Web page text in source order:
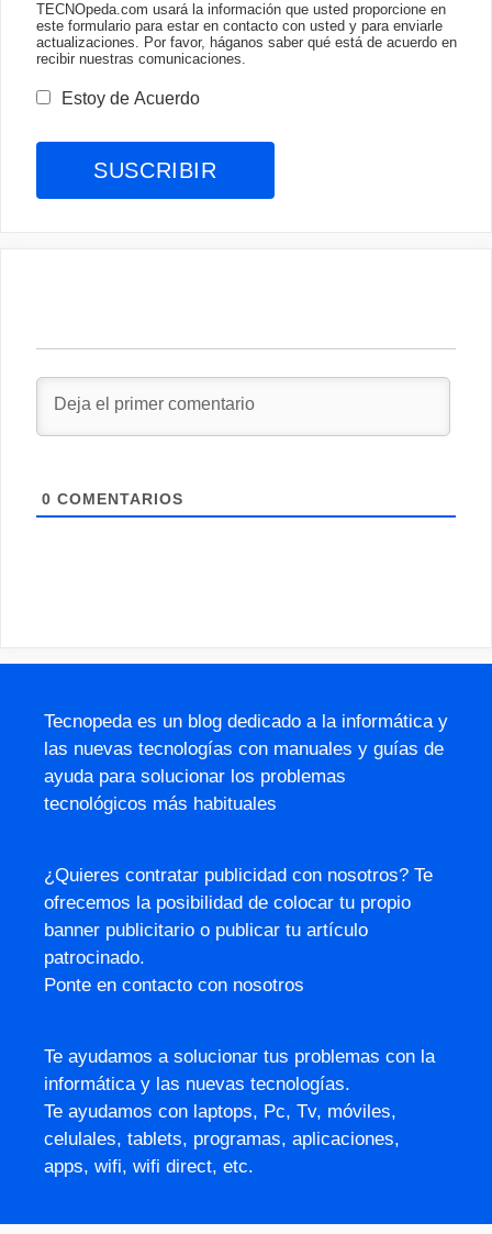
TECNOpeda.com usará la información que usted proporcione en
este formulario para estar en contacto con usted y para enviarle
actualizaciones. Por favor, háganos saber qué está de acuerdo en
recibir nuestras comunicaciones.
Estoy de Acuerdo
0 COMENTARIOS
Tecnopeda es un blog dedicado a la informática y
las nuevas tecnologías con manuales y guías de
ayuda para solucionar los problemas
tecnológicos más habituales
¿Quieres contratar publicidad con nosotros? Te
ofrecemos la posibilidad de colocar tu propio
banner publicitario o publicar tu artículo
patrocinado.
Ponte en contacto con nosotros
Te ayudamos a solucionar tus problemas con la
informática y las nuevas tecnologías.
Te ayudamos con laptops, Pc, Tv, móviles,
celulales, tablets, programas, aplicaciones,
apps, wifi, wifi direct, etc.